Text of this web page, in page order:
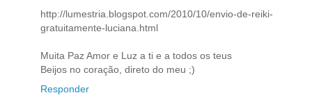
http://lumestria.blogspot.com/2010/10/envio-de-reiki-
gratuitamente-luciana.html
Muita Paz Amor e Luz a ti e a todos os teus
Beijos no coração, direto do meu ;)
Responder